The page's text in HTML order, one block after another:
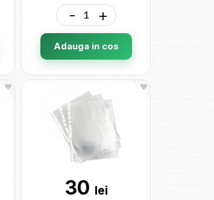
- +
Adauga in cos
30 lei